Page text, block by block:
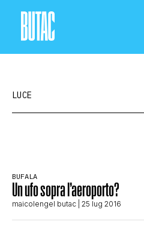
SCIENZA E TECNOLOGIA
LUCE
BUFALA
Un ufo sopra l’aeroporto?
maicolengel butac | 25 lug 2016